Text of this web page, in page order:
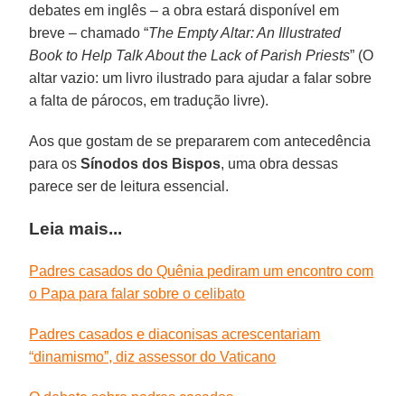
debates em inglês – a obra estará disponível em
breve – chamado “The Empty Altar: An Illustrated
Book to Help Talk About the Lack of Parish Priests” (O
altar vazio: um livro ilustrado para ajudar a falar sobre
a falta de párocos, em tradução livre).
Aos que gostam de se prepararem com antecedência
para osSínodos dos Bispos, uma obra dessas
parece ser de leitura essencial.
Leia mais...
Padres casados do Quênia pediram um encontro com
o Papa para falar sobre o celibato
Padres casados e diaconisas acrescentariam
“dinamismo”, diz assessor do Vaticano